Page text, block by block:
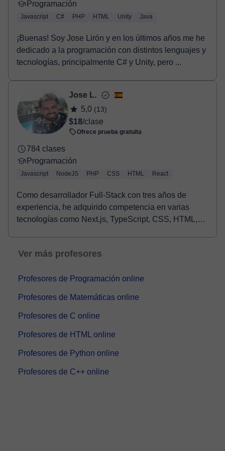
Programación
Javascript C# PHP HTML Unity Java
¡Buenas! Soy Jose Lirón y en los últimos años me he
dedicado a la programación con distintos lenguajes y
tecnologías, principalmente C# y Unity, pero ...
Jose L.
5,0 (13)
$18/clase
Ofrece prueba gratuita
784 clases
Programación
Javascript NodeJS PHP CSS HTML React
Como desarrollador Full-Stack con tres años de
experiencia, he adquirido competencia en varias
tecnologías como Next.js, TypeScript, CSS, HTML,
Ver más profesores
Profesores de Programación online
Profesores de Matemáticas online
Profesores de C online
Profesores de HTML online
Profesores de Python online
Profesores de C++ online